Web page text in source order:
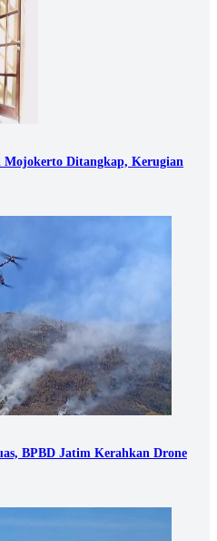
Ditangkap, Kerugian
BPBD Jatim Kerahkan Drone